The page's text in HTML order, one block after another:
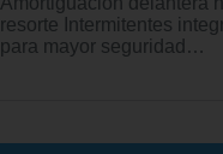
resorte Intermitentes
para mayor seguridad…